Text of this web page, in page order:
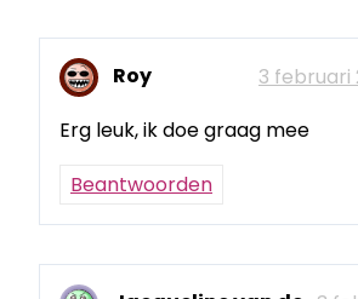
Roy
3 februari
Erg leuk, ik doe graag mee
Beantwoorden